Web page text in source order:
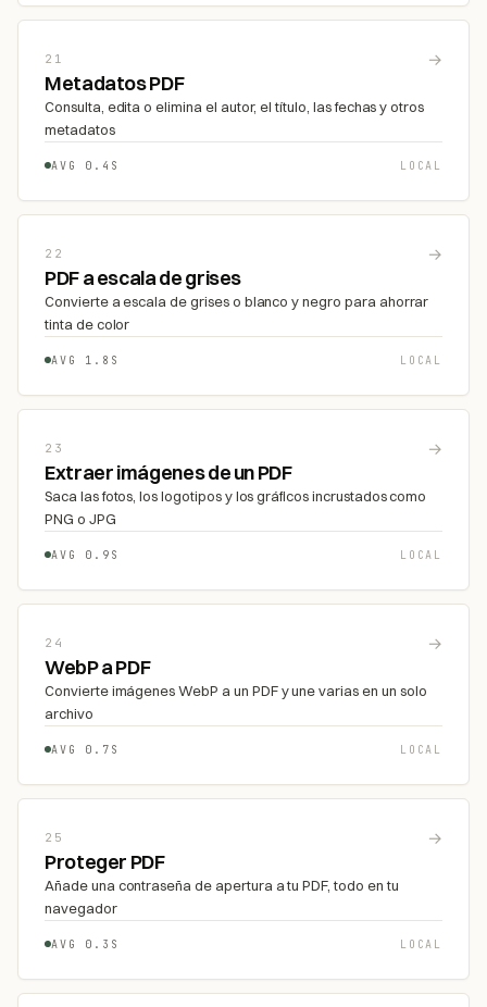
21 →
Metadatos PDF
Consulta, edita o elimina el autor, el título, las fechas y otros
metadatos
AVG 0.4S LOCAL
22 →
PDF a escala de grises
Convierte a escala de grises o blanco y negro para ahorrar
tinta de color
AVG 1.8S LOCAL
23 →
Extraer imágenes de un PDF
Saca las fotos, los logotipos y los gráficos incrustados como
PNG o JPG
AVG 0.9S LOCAL
24 →
WebP a PDF
Convierte imágenes WebP a un PDF y une varias en un solo
archivo
AVG 0.7S LOCAL
25 →
Proteger PDF
Añade una contraseña de apertura a tu PDF, todo en tu
navegador
AVG 0.3S LOCAL